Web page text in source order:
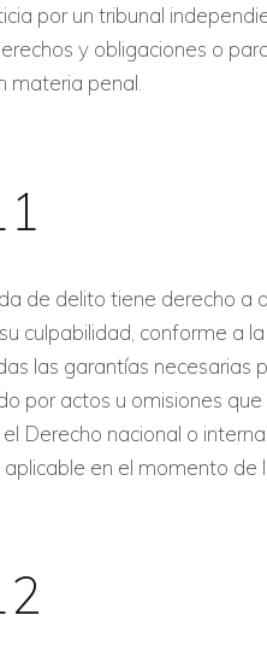
por un tribunal
y obligaciones o
materia penal.
de delito tiene derecho a
culpabilidad, conforme a
las garantías necesarias
por actos u omisiones
Derecho nacional o
en el momento de